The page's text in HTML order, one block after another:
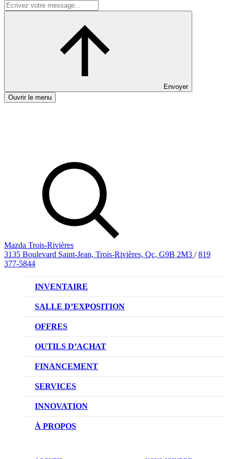
Envoyer
Ouvrir le menu
Mazda Trois-Rivières
3135 Boulevard Saint-Jean, Trois-Rivières, Qc, G9B 2M3 / 819
377-5844
INVENTAIRE
VÉHICULES NEUFS
VÉHICULES D’OCCASION
SALLE D’EXPOSITION
OFFRES
OFFRES DU CONCESSIONNAIRE
OUTILS D’ACHAT
CONFIGUREZ VOTRE VÉHICULE
RÉSERVEZ UN ESSAI ROUTIER
DEMANDEZ UN PRIX
FINANCEMENT
NOTRE DIFFÉRENCE
DEMANDE DE CRÉDIT AUTO
SERVICES
NOTRE PROMESSE
PRENDRE UN RENDEZ-VOUS
INNOVATION
TECHNOLOGIE SKYACTIV
À PROPOS